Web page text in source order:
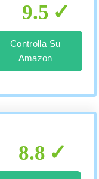
9.5
Controlla Su
Amazon
8.8